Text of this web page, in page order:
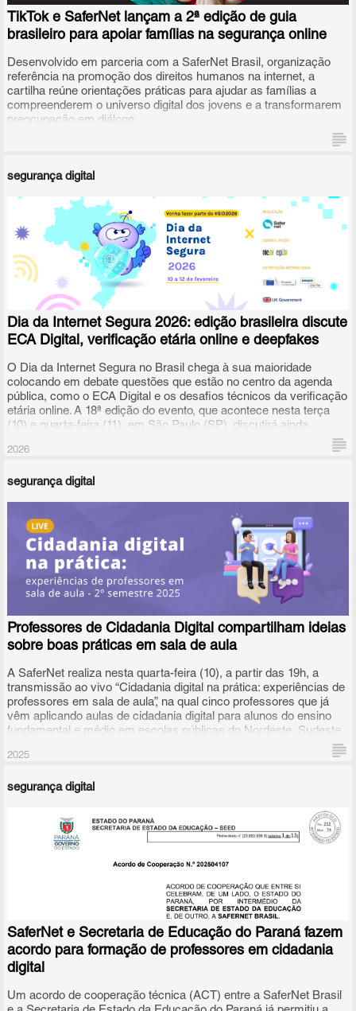
conscientização em torno do uso seguro, consciente e
responsável das tecnologias digitais.
TikTok e SaferNet lançam a 2ª edição de guia
brasileiro para apoiar famílias na segurança online
Desenvolvido em parceria com a SaferNet Brasil, organização
referência na promoção dos direitos humanos na internet, a
cartilha reúne orientações práticas para ajudar as famílias a
compreenderem o universo digital dos jovens e a transformarem
preocupação em diálogo.
O material também traz dicas valiosas para que os responsáveis
possam reconhecer sinais de alerta e encontrar caminhos para
estabelecer acordos claros sobre o uso da tecnologia,
respeitando a privacidade e a autonomia progressiva conforme a
maturidade de cada jovem.
segurança digital
Dia da Internet Segura 2026: edição brasileira discute
ECA Digital, verificação etária online e deepfakes
O Dia da Internet Segura no Brasil chega à sua maioridade
colocando em debate questões que estão no centro da agenda
pública, como o ECA Digital e os desafios técnicos da verificação
etária online. A 18ª edição do evento, que acontece nesta terça
(10) e quarta-feira (11), em São Paulo (SP), discutirá ainda
produção de deepfakes sexuais, riscos de fragmentação da
mais seguro e aberto, entre outros temas.
2026
segurança digital
Professores de Cidadania Digital compartilham ideias
sobre boas práticas em sala de aula
A SaferNet realiza nesta quarta-feira (10), a partir das 19h, a
transmissão ao vivo “Cidadania digital na prática: experiências de
professores em sala de aula”, na qual cinco professores que já
vêm aplicando aulas de cidadania digital para alunos do ensino
fundamental e médio em escolas públicas do Nordeste, Sudeste
e Sul do país trocarão ideias sobre como tem sido esse trabalho.
2025
segurança digital
SaferNet e Secretaria de Educação do Paraná fazem
acordo para formação de professores em cidadania
digital
Um acordo de cooperação técnica (ACT) entre a SaferNet Brasil